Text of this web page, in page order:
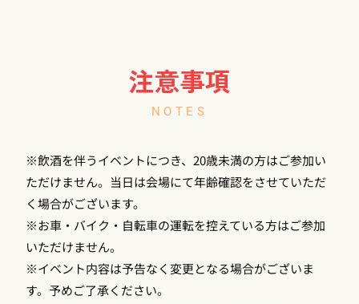
注意事項
NOTES
※飲酒を伴うイベントにつき、20歳未満の方はご参加い
ただけません。当日は会場にて年齢確認をさせていただ
く場合がございます。
※お車・バイク・自転車の運転を控えている方はご参加
いただけません。
※イベント内容は予告なく変更となる場合がございま
す。予めご了承ください。